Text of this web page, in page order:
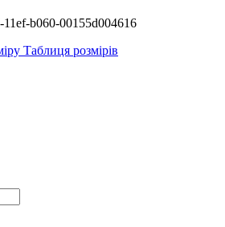
b060-00155d004616
Таблиця розмірів